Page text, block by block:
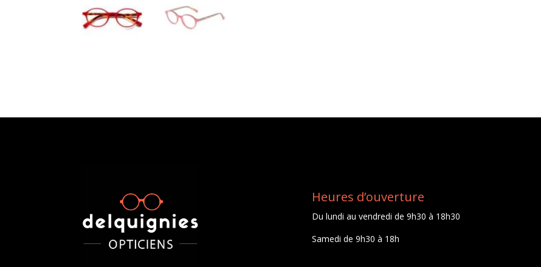
Heures d’ouverture
Du lundi au vendredi de 9h30 à 18h30
Samedi de 9h30 à 18h